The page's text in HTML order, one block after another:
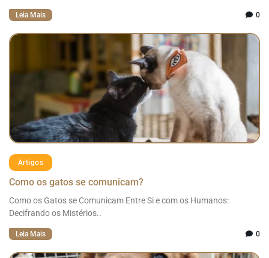
Leia Mais 0
Artigos
Como os gatos se comunicam?
Como os Gatos se Comunicam Entre Si e com os Humanos:
Decifrando os Mistérios..
Leia Mais 0